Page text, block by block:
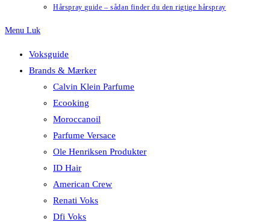
Hårspray guide – sådan finder du den rigtige hårspray
Menu Luk
Voksguide
Brands & Mærker
Calvin Klein Parfume
Ecooking
Moroccanoil
Parfume Versace
Ole Henriksen Produkter
ID Hair
American Crew
Renati Voks
Dfi Voks